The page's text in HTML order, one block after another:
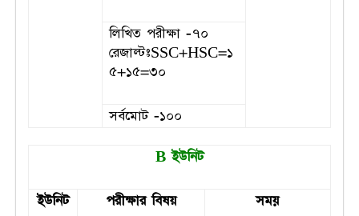
লিখিত পরীক্ষা -৭০
রেজাল্টঃSSC+HSC=১
৫+১৫=৩০
সর্বমোট -১০০
B ইউনিট
ইউনিট পরীক্ষার বিষয় সময়